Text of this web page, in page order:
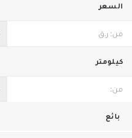
السعر
كيلومتر
بائع